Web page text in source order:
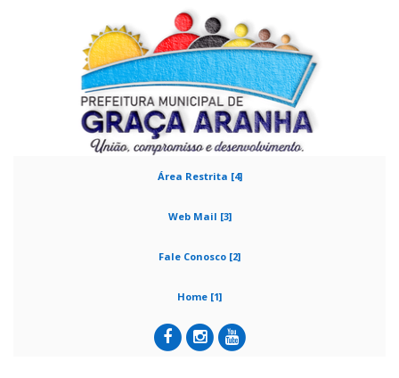
Área Restrita [4]
Web Mail [3]
Fale Conosco [2]
Home [1]